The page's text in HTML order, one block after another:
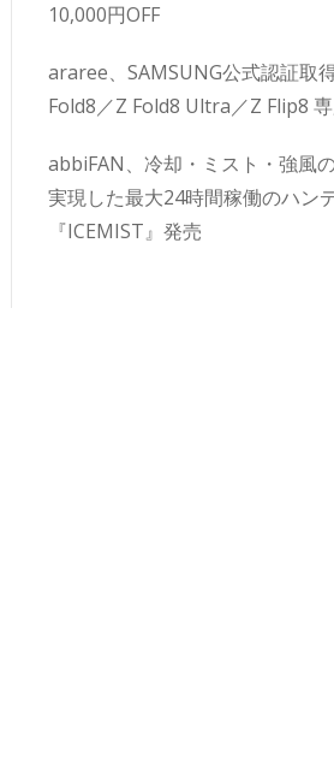
10,000円OFF
araree、SAMSUNG公式認証取
Fold8／Z Fold8 Ultra／Z Flip8
abbiFAN、冷却・ミスト・強風
実現した最大24時間稼働のハン
『ICEMIST』発売